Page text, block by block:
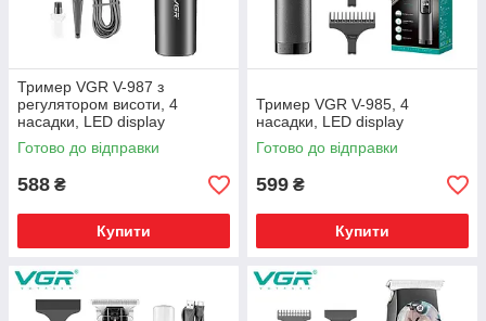
Тример VGR V-987 з
регулятором висоти, 4
насадки, LED display
Готово до відправки
588 ₴
Купити
Тример VGR V-985, 4
насадки, LED display
Готово до відправки
599 ₴
Купити